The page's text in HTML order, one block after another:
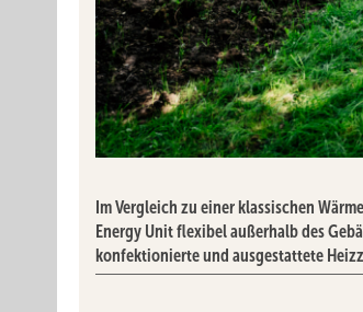
Im Vergleich zu einer klassischen
Energy Unit flexibel außerhalb des
konfektionierte und ausgestattete